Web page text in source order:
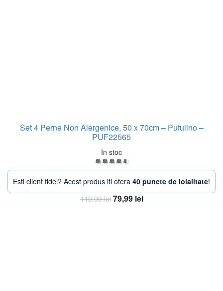
Set 4 Perne Non Alergenice, 50 x 70cm – Pufulino –
PUF22565
In stoc
Esti client fidel? Acest produs iti ofera 40 puncte de loialitate!
119,99lei Prețul
79,99 leiPrețul